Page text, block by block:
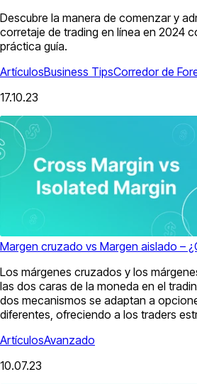
Descubre la manera de comenzar y
corretaje de trading en línea en 2024
práctica guía.
ArtículosBusiness TipsCorredor de
17.10.23
Margen cruzado vs Margen aislado –
Los márgenes cruzados y los
las dos caras de la moneda en el
dos mecanismos se adaptan a
diferentes, ofreciendo a los traders
ArtículosAvanzado
10.07.23